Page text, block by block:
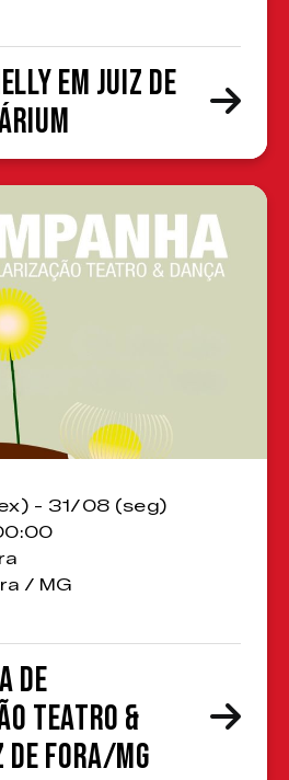
em Juiz de
- 31/08 (seg)
/ MG
de
Teatro &
de Fora/MG